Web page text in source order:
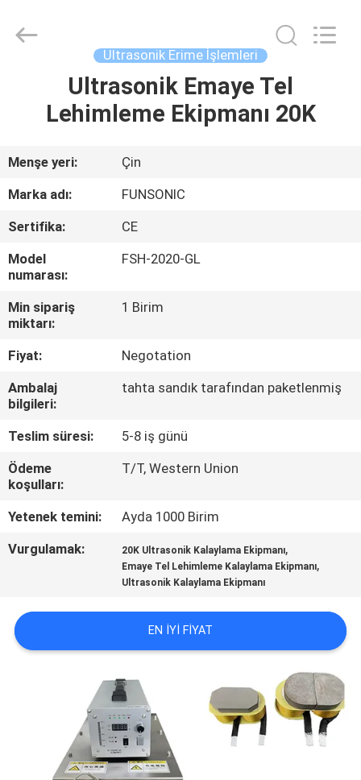
HAKKIMIZDA
FABRIKA
TURU
KALITE
KONTROLÜ
BIZE
ULAŞIN
HABERLER
DURUMLAR
ET
SITE
HARITASI
GIZLILIK
POLITIKASI
Equipment
Co.,Ltd.
Ultrasonik Erime İşlemleri
Ultrasonik Emaye Tel
Lehimleme Ekipmanı 20K
Menşe yeri:
Çin
Marka adı:
FUNSONIC
Sertifika:
CE
Model
numarası:
FSH-2020-GL
Min sipariş
miktarı:
1 Birim
Fiyat:
Negotation
Ambalaj
bilgileri:
tahta sandık tarafından paketlenmiş
Teslim süresi:
5-8 iş günü
Ödeme
koşulları:
T/T, Western Union
Yetenek temini:
Ayda 1000 Birim
Vurgulamak:
20K Ultrasonik Kalaylama Ekipmanı,
Emaye Tel Lehimleme Kalaylama Ekipmanı,
Ultrasonik Kalaylama Ekipmanı
EN IYI FIYAT